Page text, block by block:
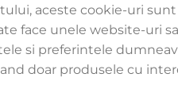
aceste cookie-uri
face unele website-uri
si preferintele
doar produsele cu